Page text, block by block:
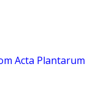
Acta Plantarum